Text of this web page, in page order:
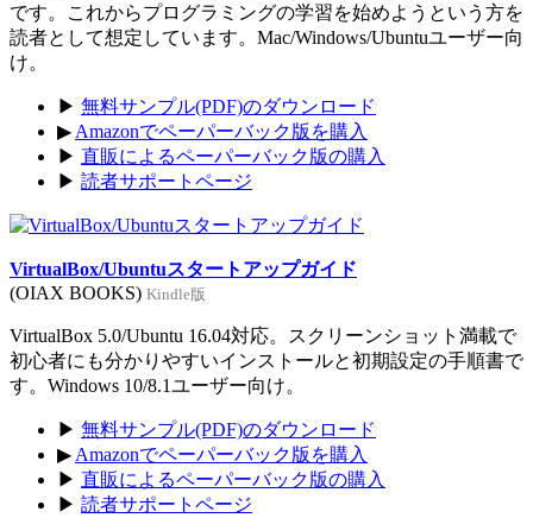
です。これからプログラミングの学習を始めようという方を
読者として想定しています。Mac/Windows/Ubuntuユーザー向
け。
▶ 無料サンプル(PDF)のダウンロード
▶ Amazonでペーパーバック版を購入
▶ 直販によるペーパーバック版の購入
▶ 読者サポートページ
VirtualBox/Ubuntuスタートアップガイド
(OIAX BOOKS) Kindle版
VirtualBox 5.0/Ubuntu 16.04対応。スクリーンショット満載で
初心者にも分かりやすいインストールと初期設定の手順書で
す。Windows 10/8.1ユーザー向け。
▶ 無料サンプル(PDF)のダウンロード
▶ Amazonでペーパーバック版を購入
▶ 直販によるペーパーバック版の購入
▶ 読者サポートページ